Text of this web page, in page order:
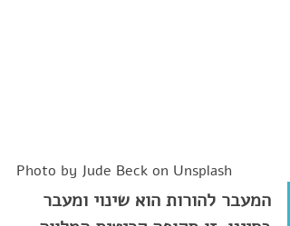
Photo by Jude Beck on Unsplash
המעבר להורות הוא שינוי ומעבר